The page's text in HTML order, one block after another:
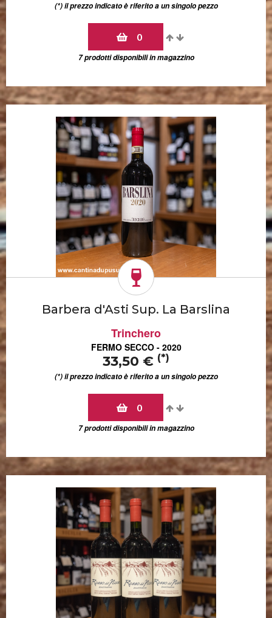
(*) il prezzo indicato è riferito a un singolo pezzo
0
7 prodotti disponibili in magazzino
Barbera d'Asti Sup. La Barslina
Trinchero
FERMO SECCO - 2020
33,50 € (*)
(*) il prezzo indicato è riferito a un singolo pezzo
0
7 prodotti disponibili in magazzino